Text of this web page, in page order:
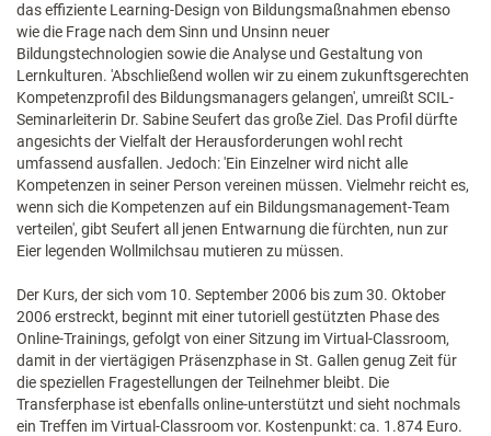
das effiziente Learning-Design von Bildungsmaßnahmen ebenso
wie die Frage nach dem Sinn und Unsinn neuer
Bildungstechnologien sowie die Analyse und Gestaltung von
Lernkulturen. 'Abschließend wollen wir zu einem zukunftsgerechten
Kompetenzprofil des Bildungsmanagers gelangen', umreißt SCIL-
Seminarleiterin Dr. Sabine Seufert das große Ziel. Das Profil dürfte
angesichts der Vielfalt der Herausforderungen wohl recht
umfassend ausfallen. Jedoch: 'Ein Einzelner wird nicht alle
Kompetenzen in seiner Person vereinen müssen. Vielmehr reicht es,
wenn sich die Kompetenzen auf ein Bildungsmanagement-Team
verteilen', gibt Seufert all jenen Entwarnung die fürchten, nun zur
Eier legenden Wollmilchsau mutieren zu müssen.
Der Kurs, der sich vom 10. September 2006 bis zum 30. Oktober
2006 erstreckt, beginnt mit einer tutoriell gestützten Phase des
Online-Trainings, gefolgt von einer Sitzung im Virtual-Classroom,
damit in der viertägigen Präsenzphase in St. Gallen genug Zeit für
die speziellen Fragestellungen der Teilnehmer bleibt. Die
Transferphase ist ebenfalls online-unterstützt und sieht nochmals
ein Treffen im Virtual-Classroom vor. Kostenpunkt: ca. 1.874 Euro.